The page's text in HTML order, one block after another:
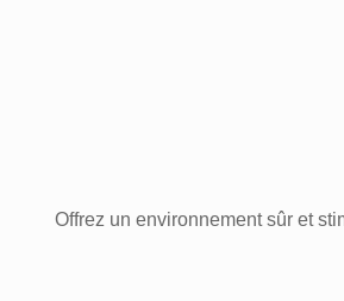
Offrez un environnement sûr et